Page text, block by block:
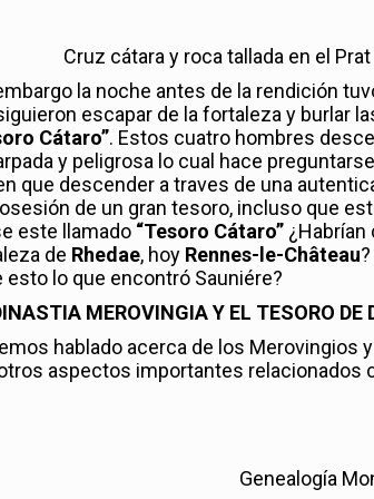
Cruz cátara y roca tallada en el
la noche antes de la rendición
escapar de la fortaleza y burlar
Cátaro”. Estos cuatro hombres
y peligrosa lo cual hace
que descender a traves de una
de un gran tesoro, incluso que
este llamado “Tesoro Cátaro”
de Rhedae, hoy Rennes-le-Château
esto lo que encontró Sauniére?
MEROVINGIA Y EL TESORO DE
hablado acerca de los Merovingios
aspectos importantes relacionados
Genealogía